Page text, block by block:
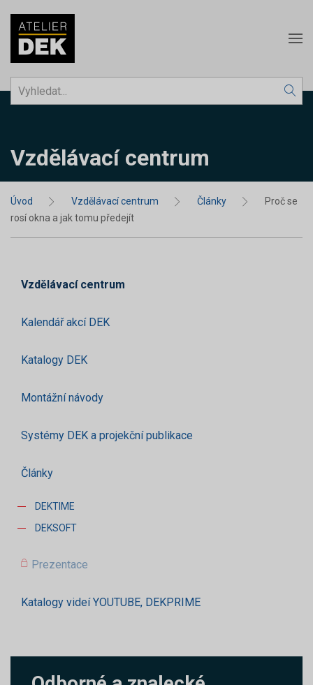
Vzdělávací centrum
Úvod Vzdělávací centrum Články
Proč se
rosí okna a jak tomu předejít
Vzdělávací centrum
Kalendář akcí DEK
Katalogy DEK
Montážní návody
Systémy DEK a projekční publikace
Články
DEKTIME
DEKSOFT
Prezentace
Katalogy videí YOUTUBE, DEKPRIME